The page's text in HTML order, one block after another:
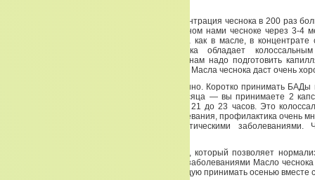
Так как в Масле корпорации «Тяньши» концентрация чеснока в 200 раз
наших грядок. А в выращенном или купленном нами чесноке через 3-4
ничего полезного уже не содержится. Тогда как в масле, в концентрате
остается и сохраняется. Масло чеснока обладает
бронхиальную систему и на капилляры, а нам надо подготовить
Поэтому, параллельное применение Икана и Масла чеснока даст очень
Но не надо принимать это все кратковременно. Коротко принимать БАДы
длительно. Вот есть у вас сезон — 2,5 месяца — вы принимаете 2
Лучше принимать это до 11 часов утра и с 21 до 23 часов. Это
профилактика любого инфекционного заболевания, профилактика очень
связаны с развивающимися атеросклеротическими заболеваниями.
А еще чеснок является таким модулятором, который позволяет
Людям, страдающим сердечнососудистыми заболеваниями Масло
Масло чеснока очень настоятельно рекомендую принимать осенью вместе